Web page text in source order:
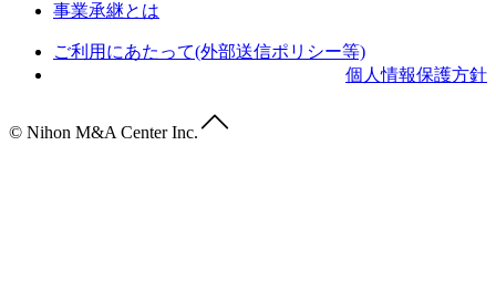
事業承継とは
ご利用にあたって(外部送信ポリシー等)
個人情報保護方針
© Nihon M&A Center Inc.